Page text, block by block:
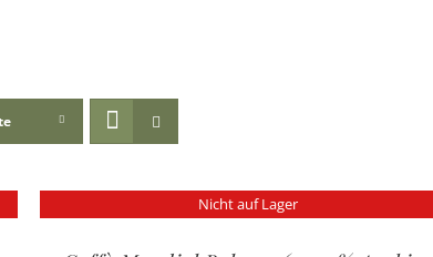
Nicht auf Lager